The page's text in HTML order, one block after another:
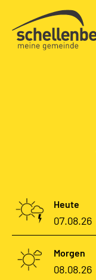
Gemeinde Schellenberg Startseite
Heute
07.08.26
Morgen
08.08.26